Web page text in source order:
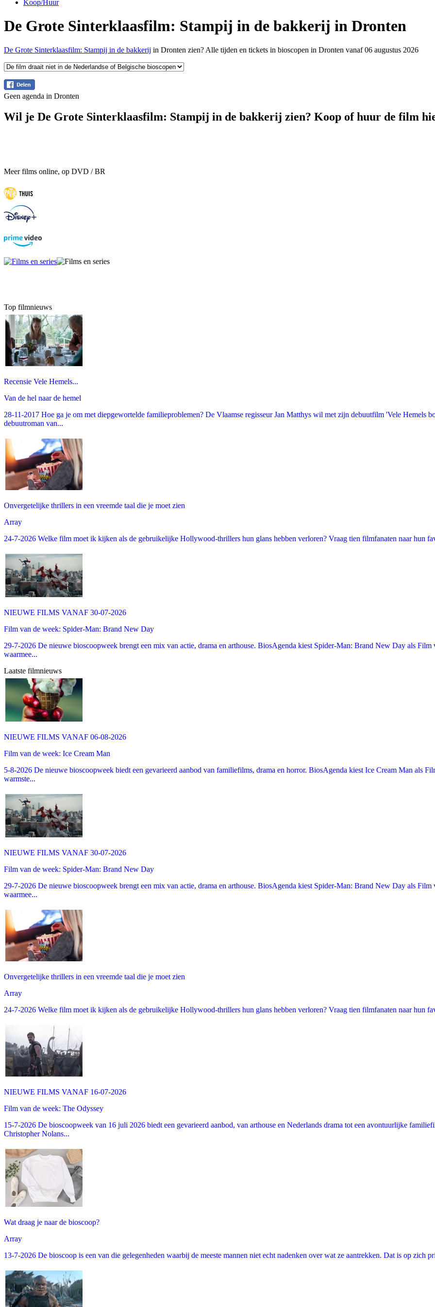
Koop/Huur
De Grote Sinterklaasfilm: Stampij in de bakkerij in Dronten
De Grote Sinterklaasfilm: Stampij in de bakkerij in Dronten zien? Alle tijden en tickets in bioscopen in Dronten vanaf 06 augustus 2026
Geen agenda in Dronten
Wil je De Grote Sinterklaasfilm: Stampij in de bakkerij zien? Koop of huur de film
Meer films online, op DVD / BR
Top filmnieuws
Recensie Vele Hemels...
Van de hel naar de hemel
28-11-2017 Hoe ga je om met diepgewortelde familieproblemen? De Vlaamse regisseur Jan Matthys wil met zijn debuutfilm 'Vele Hemels
debuutroman van...
Onvergetelijke thrillers in een vreemde taal die je moet zien
Array
24-7-2026 Welke film moet ik kijken als de gebruikelijke Hollywood-thrillers hun glans hebben verloren? Vraag tien filmfanaten naar hun
NIEUWE FILMS VANAF 30-07-2026
Film van de week: Spider-Man: Brand New Day
29-7-2026 De nieuwe bioscoopweek brengt een mix van actie, drama en arthouse. BiosAgenda kiest Spider-Man: Brand New Day als
waarmee...
Laatste filmnieuws
NIEUWE FILMS VANAF 06-08-2026
Film van de week: Ice Cream Man
5-8-2026 De nieuwe bioscoopweek biedt een gevarieerd aanbod van familiefilms, drama en horror. BiosAgenda kiest Ice Cream Man als
warmste...
NIEUWE FILMS VANAF 30-07-2026
Film van de week: Spider-Man: Brand New Day
29-7-2026 De nieuwe bioscoopweek brengt een mix van actie, drama en arthouse. BiosAgenda kiest Spider-Man: Brand New Day als
waarmee...
Onvergetelijke thrillers in een vreemde taal die je moet zien
Array
24-7-2026 Welke film moet ik kijken als de gebruikelijke Hollywood-thrillers hun glans hebben verloren? Vraag tien filmfanaten naar hun
NIEUWE FILMS VANAF 16-07-2026
Film van de week: The Odyssey
15-7-2026 De bioscoopweek van 16 juli 2026 biedt een gevarieerd aanbod, van arthouse en Nederlands drama tot een avontuurlijke
Christopher Nolans...
Wat draag je naar de bioscoop?
Array
13-7-2026 De bioscoop is een van die gelegenheden waarbij de meeste mannen niet echt nadenken over wat ze aantrekken. Dat is op zich